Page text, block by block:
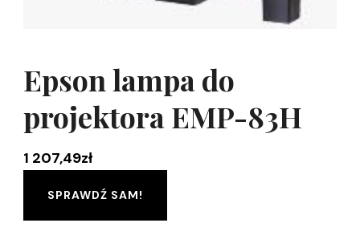
Epson lampa do
projektora EMP-83H
1 207,49zł
SPRAWDŹ SAM!